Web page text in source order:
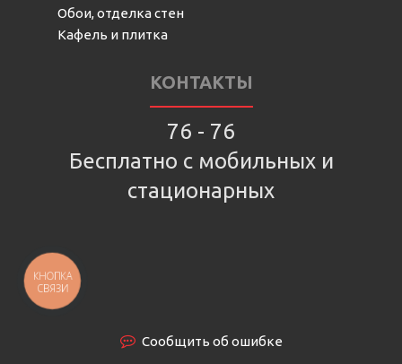
Обои, отделка стен
Кафель и плитка
КОНТАКТЫ
76 - 76
Бесплатно с мобильных и
стационарных
Сообщить об ошибке
КНОПКА
СВЯЗИ